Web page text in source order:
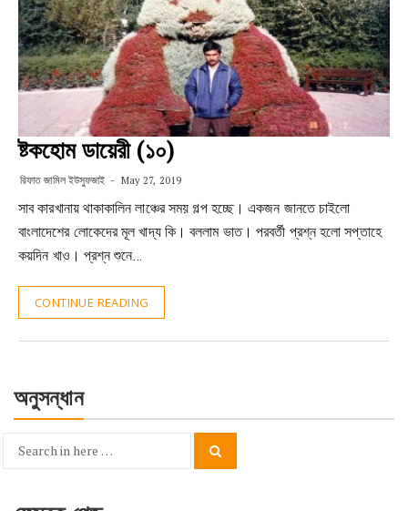
ষ্টকহোম ডায়েরী (১০)
রিফাত জামিল ইউসুফজাই May 27, 2019
সাব কারখানায় থাকাকালিন লাঞ্চের সময় গল্প হচ্ছে। একজন জানতে চাইলো
বাংলাদেশের লোকেদের মূল খাদ্য কি। বললাম ভাত। পরবর্তী প্রশ্ন হলো সপ্তাহে
কয়দিন খাও। প্রশ্ন শুনে…
CONTINUE READING
অনুসন্ধান
Search